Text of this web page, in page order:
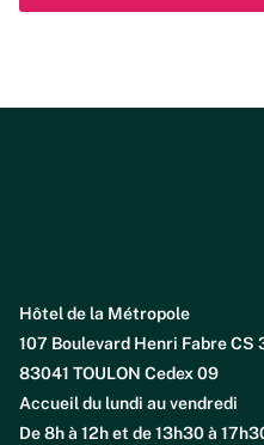
Hôtel de la Métropole
107 Boulevard Henri Fabre CS
83041 TOULON Cedex 09
Accueil du lundi au vendredi
De 8h à 12h et de 13h30 à